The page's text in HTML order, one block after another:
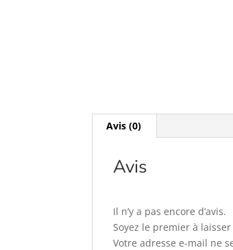
Avis (0)
Avis
Il n’y a pas encore d’avis.
Soyez le premier à laisser
Votre adresse e-mail ne